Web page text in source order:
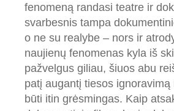
fenomeną randasi teatre ir
svarbesnis tampa
o ne su realybe – nors ir
naujienų fenomenas kyla iš
pažvelgus giliau, šiuos abu
patį augantį tiesos
būti itin grėsmingas. Kaip